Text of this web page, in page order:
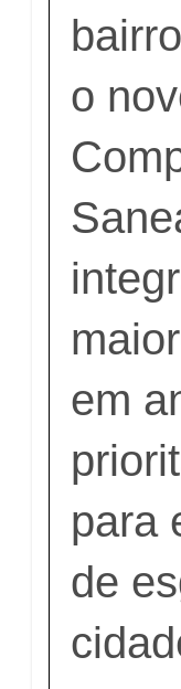
o
em
para
de